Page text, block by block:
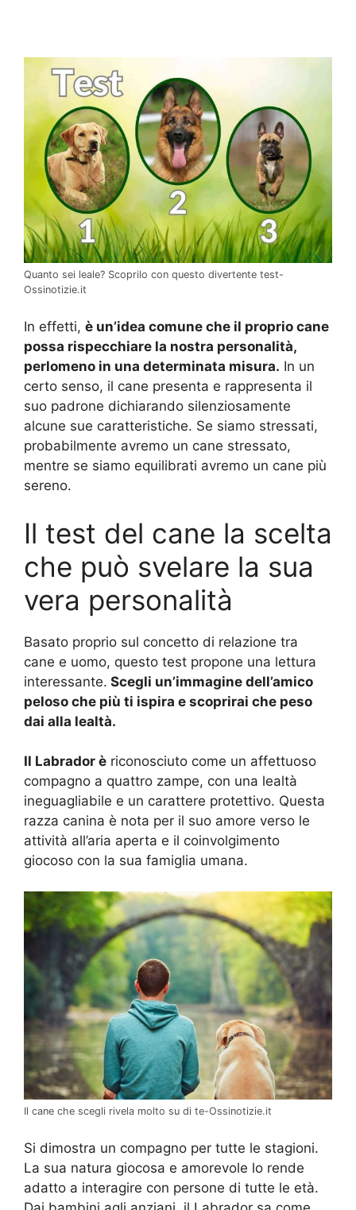
Quanto sei leale? Scoprilo con questo divertente test-
Ossinotizie.it
In effetti, è un’idea comune che il proprio cane
possa rispecchiare la nostra personalità,
perlomeno in una determinata misura. In un
certo senso, il cane presenta e rappresenta il
suo padrone dichiarando silenziosamente
alcune sue caratteristiche. Se siamo stressati,
probabilmente avremo un cane stressato,
mentre se siamo equilibrati avremo un cane più
sereno.
Il test del cane la scelta
che può svelare la sua
vera personalità
Basato proprio sul concetto di relazione tra
cane e uomo, questo test propone una lettura
interessante. Scegli un’immagine dell’amico
peloso che più ti ispira e scoprirai che peso
dai alla lealtà.
Il Labrador è riconosciuto come un affettuoso
compagno a quattro zampe, con una lealtà
ineguagliabile e un carattere protettivo. Questa
razza canina è nota per il suo amore verso le
attività all’aria aperta e il coinvolgimento
giocoso con la sua famiglia umana.
Il cane che scegli rivela molto su di te-Ossinotizie.it
Si dimostra un compagno per tutte le stagioni.
La sua natura giocosa e amorevole lo rende
adatto a interagire con persone di tutte le età.